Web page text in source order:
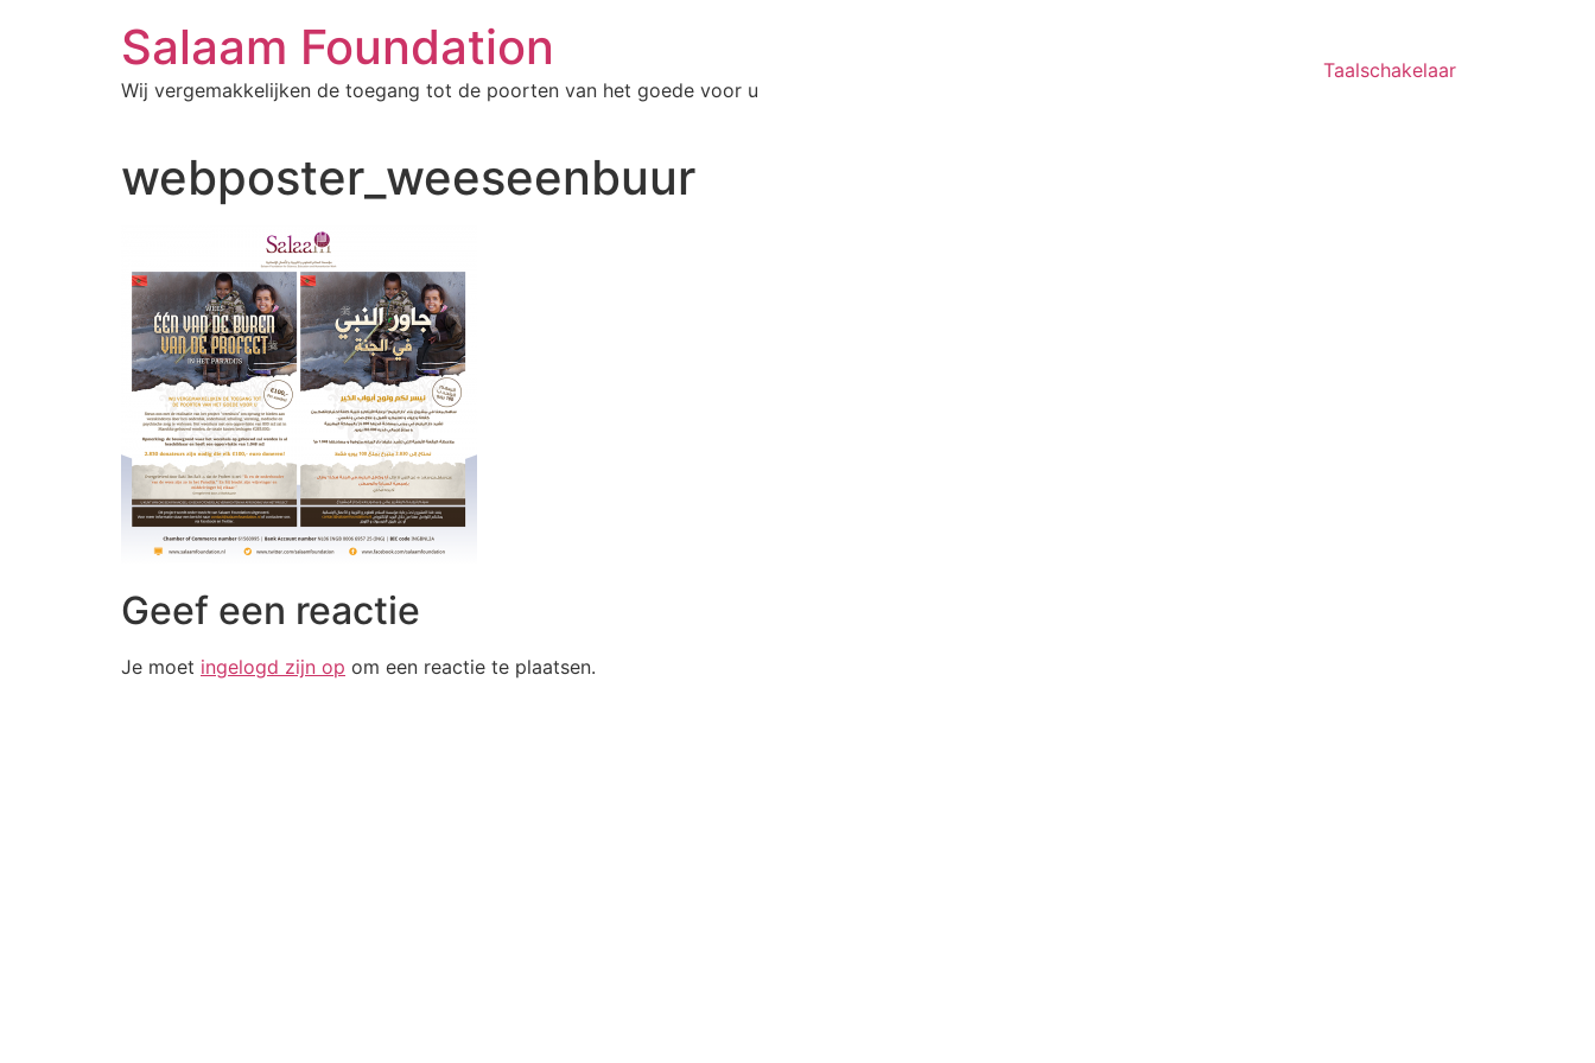
Salaam Foundation
Wij vergemakkelijken de toegang tot de poorten van het goede voor u
Taalschakelaar
webposter_weeseenbuur
Geef een reactie
Je moet ingelogd zijn op om een reactie te plaatsen.